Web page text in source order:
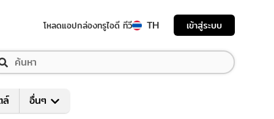
โหลดแอปกล่องทรูไอดี ทีวี TH เข้าสู่ระบบ
ล์ อื่นๆ